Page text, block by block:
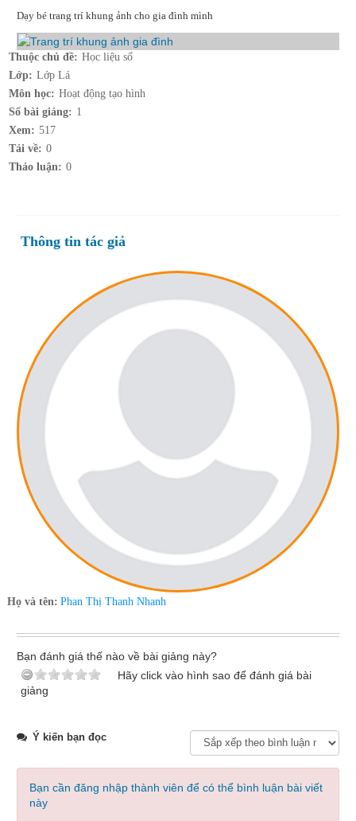
Dạy bé trang trí khung ảnh cho gia đình mình
Thuộc chủ đề: Học liệu số
Lớp: Lớp Lá
Môn học: Hoạt động tạo hình
Số bài giảng: 1
Xem: 517
Tải về: 0
Thảo luận: 0
Thông tin tác giả
Họ và tên: Phan Thị Thanh Nhanh
Bạn đánh giá thế nào về bài giảng này?
Hãy click vào hình sao để đánh giá bài
giảng
Ý kiến bạn đọc
Bạn cần đăng nhập thành viên để có thể bình luận bài viết
này